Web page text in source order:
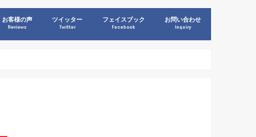
お客様の声
Reviews
ツイッター
Twitter
フェイスブック
Facebook
お問い合わせ
Inquiry